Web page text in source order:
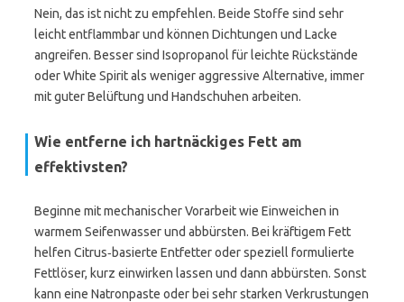
Nein, das ist nicht zu empfehlen. Beide Stoffe sind sehr
leicht entflammbar und können Dichtungen und Lacke
angreifen. Besser sind Isopropanol für leichte Rückstände
oder White Spirit als weniger aggressive Alternative, immer
mit guter Belüftung und Handschuhen arbeiten.
Wie entferne ich hartnäckiges Fett am
effektivsten?
Beginne mit mechanischer Vorarbeit wie Einweichen in
warmem Seifenwasser und abbürsten. Bei kräftigem Fett
helfen Citrus‑basierte Entfetter oder speziell formulierte
Fettlöser, kurz einwirken lassen und dann abbürsten. Sonst
kann eine Natronpaste oder bei sehr starken Verkrustungen